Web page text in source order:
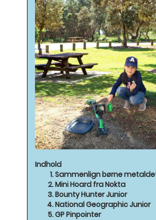
Indhold
Sammenlign børne
Mini Hoard fra Nokta
Bounty Hunter Junior
National Geographic Junior
GP Pinpointer